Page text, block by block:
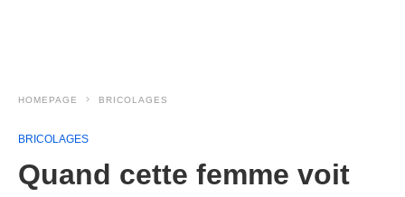
HOMEPAGE BRICOLAGES
BRICOLAGES
Quand cette femme voit